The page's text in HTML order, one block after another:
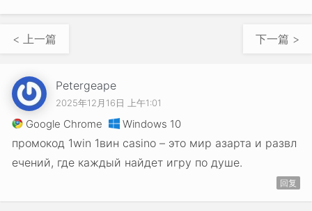
< 上一篇 下一篇 >
Petergeape
2025年12月16日 上午1:01
Google Chrome Windows 10
промокод 1win 1вин casino – это мир азарта и развл
ечений, где каждый найдет игру по душе.
回复